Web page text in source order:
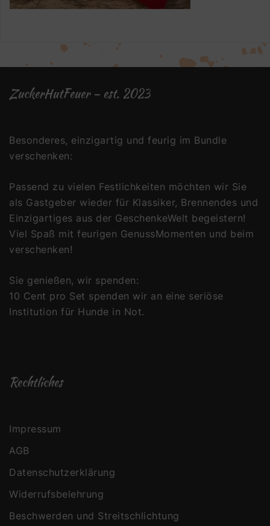
ZuckerHutFeuer – est. 2023
Besonderes, einzigartig und feurig im Bundle
verschenken:
Passend zu vielen Festlichkeiten möchten wir Sie
als Gastgeber wieder für Klassiker, Brennendes und
Einzigartiges aus der GeschenkeWelt begeistern!
Viel Spaß mit feurigen GenussMomenten und beim
verschenken!
Sie genießen, wir spenden:
10 Cent pro Set spenden wir an eine seriöse
Institution für Hunde in Not.
Rechtliches
Impressum
AGB
Datenschutzerklärung
Widerrufsbelehrung
Beschwerden und Streitschlichtung